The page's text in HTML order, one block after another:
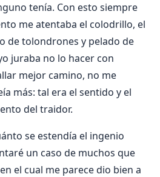
tenía. Con esto siempre
me atentaba el colodrillo, el
de tolondrones y pelado de
juraba no lo hacer con
mejor camino, no me
más: tal era el sentido y el
del traidor.
se estendía el ingenio
un caso de muchos que
el cual me parece dio bien a